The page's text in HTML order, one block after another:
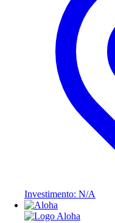
Investimento: N/A